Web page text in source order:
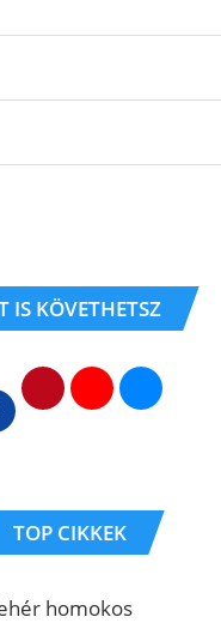
IS KÖVETHETSZ
TOP CIKKEK
homokos